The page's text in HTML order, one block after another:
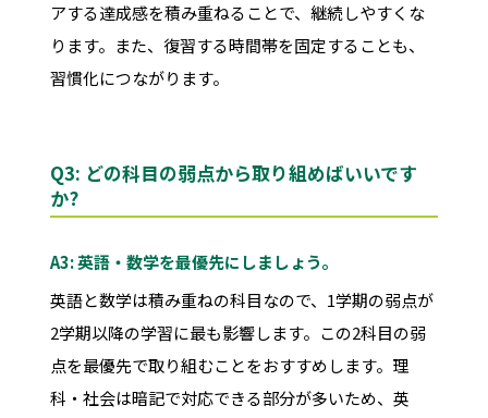
アする達成感を積み重ねることで、継続しやすくな
ります。また、復習する時間帯を固定することも、
習慣化につながります。
Q3: どの科目の弱点から取り組めばいいです
か?
A3: 英語・数学を最優先にしましょう。
英語と数学は積み重ねの科目なので、1学期の弱点が
2学期以降の学習に最も影響します。この2科目の弱
点を最優先で取り組むことをおすすめします。理
科・社会は暗記で対応できる部分が多いため、英